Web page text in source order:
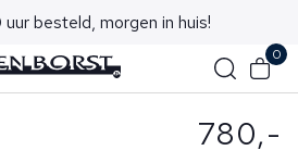
besteld, morgen in huis!
0
780,-